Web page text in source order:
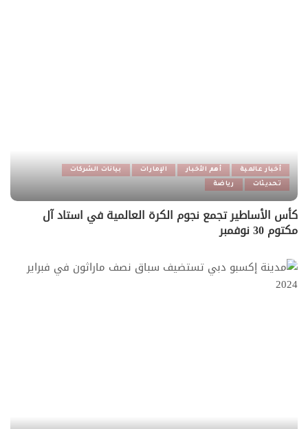
أخبار عالمية أهم الأخبار الإمارات
بيانات الشركات
تحديثات
رياضة
كأس الأساطير تجمع نجوم الكرة العالمية في استاد آل
مكتوم 30 نوفمبر